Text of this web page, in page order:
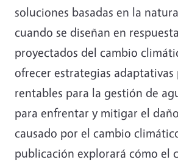
soluciones basadas en la
cuando se diseñan en
proyectados del cambio
ofrecer estrategias adaptativas
rentables para la gestión de
para enfrentar y mitigar el
causado por el cambio
publicación explorará cómo el